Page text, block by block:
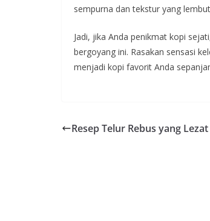
sempurna dan tekstur yang
Jadi, jika Anda penikmat kopi
bergoyang ini. Rasakan sensasi
menjadi kopi favorit Anda
Resep Telur Rebus yang